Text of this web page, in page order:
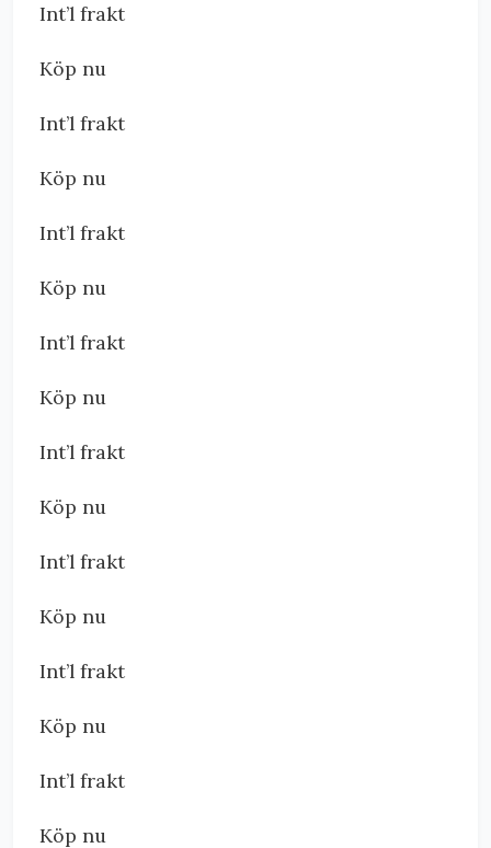
Int’l frakt
Köp nu
Int’l frakt
Köp nu
Int’l frakt
Köp nu
Int’l frakt
Köp nu
Int’l frakt
Köp nu
Int’l frakt
Köp nu
Int’l frakt
Köp nu
Int’l frakt
Köp nu